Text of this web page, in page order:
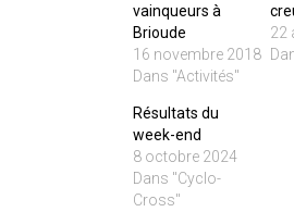
vainqueurs à
Brioude
16 novembre 2018
Dans "Activités"
22
Résultats du
week-end
8 octobre 2024
Dans "Cyclo-
Cross"